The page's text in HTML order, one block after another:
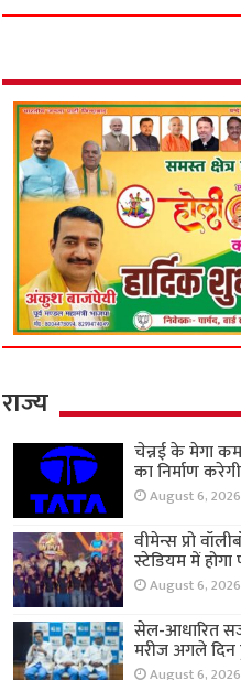
राज्य
चेन्नई के मेगा
का निर्माण
August 6, 2026
वीमेन्स प्रो
स्टेडियम में
August 6, 2026
सेल-आधारित
मरीज अगले दिन